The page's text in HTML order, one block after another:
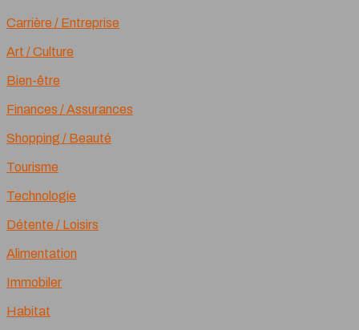
Carrière / Entreprise
Art / Culture
Bien-être
Finances / Assurances
Shopping / Beauté
Tourisme
Technologie
Détente / Loisirs
Alimentation
Immobiler
Habitat